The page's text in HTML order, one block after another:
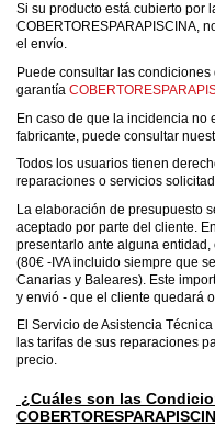
Si su producto está cubierto por
COBERTORESPARAPISCINA,
el envío.
Puede consultar las condiciones
garantía
En caso de que la incidencia no
fabricante, puede consultar
Todos los usuarios tienen
reparaciones o servicios
La elaboración de presupuesto
aceptado por parte del cliente.
presentarlo ante alguna
(80€ -IVA incluido siempre que
Canarias y Baleares). Este
y envió - que el cliente quedará
El Servicio de Asistencia
las tarifas de sus reparaciones
precio.
¿Cuáles son las